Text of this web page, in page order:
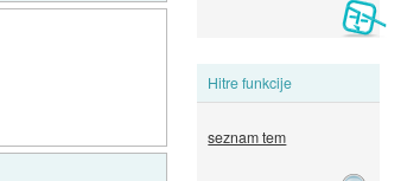
Hitre funkcije
seznam tem